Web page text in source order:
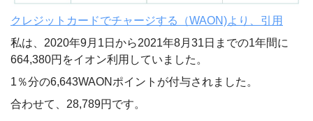
クレジットカードでチャージする（WAON)より、引用
私は、2020年9月1日から2021年8月31日までの1年間に
664,380円をイオン利用していました。
1％分の6,643WAONポイントが付与されました。
合わせて、28,789円です。